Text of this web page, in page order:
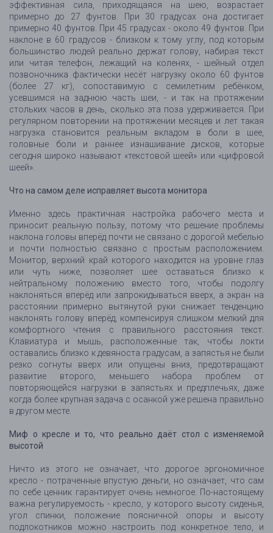
эффективная сила, приходящаяся на шею, возрастает
примерно до 27 фунтов. При 30 градусах она достигает
примерно 40 фунтов. При 45 градусах - около 49 фунтов. При
наклоне в 60 градусов - близком к тому углу, под которым
большинство людей реально держат голову, набирая текст
или читая телефон, лежащий на коленях, - шейный отдел
позвоночника фактически несёт нагрузку около 60 фунтов
(более 27 кг), сопоставимую с семилетним ребёнком,
усевшимся на заднюю часть шеи, - и так на протяжении
стольких часов в день, сколько эта поза удерживается. При
регулярном повторении на протяжении месяцев и лет такая
нагрузка становится реальным вкладом в боли в шее,
головные боли и раннее изнашивание дисков, которые
сегодня широко называют «текстовой шеей» или «цифровой
шеей».
Что на самом деле исправляет высота монитора
Именно здесь практичная настройка рабочего места и
приносит реальную пользу, потому что решение проблемы
наклона головы вперёд почти не связано с дорогой мебелью
и почти полностью связано с простым расположением.
Монитор, верхний край которого находится на уровне глаз
или чуть ниже, позволяет шее оставаться близко к
нейтральному положению вместо того, чтобы подолгу
наклоняться вперёд или запрокидываться вверх, а экран на
расстоянии примерно вытянутой руки снижает тенденцию
наклонять голову вперёд, компенсируя слишком мелкий для
комфортного чтения с правильного расстояния текст.
Клавиатура и мышь, расположенные так, чтобы локти
оставались близко к девяноста градусам, а запястья не были
резко согнуты вверх или опущены вниз, предотвращают
развитие второго, меньшего набора проблем от
повторяющейся нагрузки в запястьях и предплечьях, даже
когда более крупная задача с осанкой уже решена правильно
в другом месте.
Миф о кресле и то, что реально даёт стол с изменяемой
высотой
Ничто из этого не означает, что дорогое эргономичное
кресло - потраченные впустую деньги, но означает, что сам
по себе ценник гарантирует очень немногое. По-настоящему
важна регулируемость - кресло, у которого высоту сиденья,
угол спинки, положение поясничной опоры и высоту
подлокотников можно настроить под конкретное тело, и